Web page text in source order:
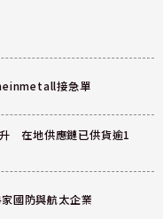
接急單
在地供應鏈已供貨逾1
國防與航太企業